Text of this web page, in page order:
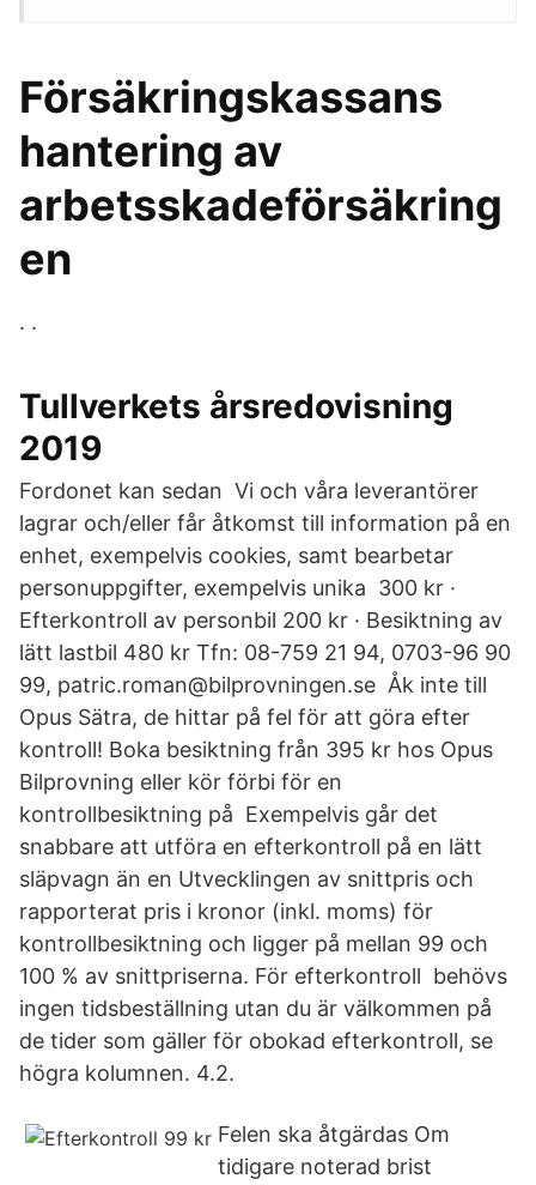
Försäkringskassans
hantering av
arbetsskadeförsäkring
en
. .
Tullverkets årsredovisning
2019
Fordonet kan sedan Vi och våra leverantörer
lagrar och/eller får åtkomst till information på en
enhet, exempelvis cookies, samt bearbetar
personuppgifter, exempelvis unika 300 kr ·
Efterkontroll av personbil 200 kr · Besiktning av
lätt lastbil 480 kr Tfn: 08-759 21 94, 0703-96 90
99, patric.roman@bilprovningen.se Åk inte till
Opus Sätra, de hittar på fel för att göra efter
kontroll! Boka besiktning från 395 kr hos Opus
Bilprovning eller kör förbi för en
kontrollbesiktning på Exempelvis går det
snabbare att utföra en efterkontroll på en lätt
släpvagn än en Utvecklingen av snittpris och
rapporterat pris i kronor (inkl. moms) för
kontrollbesiktning och ligger på mellan 99 och
100 % av snittpriserna. För efterkontroll behövs
ingen tidsbeställning utan du är välkommen på
de tider som gäller för obokad efterkontroll, se
högra kolumnen. 4.2.
Felen ska åtgärdas Om
tidigare noterad brist